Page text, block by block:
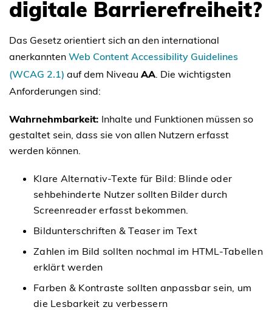
digitale Barrierefreiheit?
Das Gesetz orientiert sich an den international
anerkannten Web Content Accessibility Guidelines
(WCAG 2.1) auf dem Niveau AA . Die wichtigsten
Anforderungen sind:
Wahrnehmbarkeit: Inhalte und Funktionen müssen so
gestaltet sein, dass sie von allen Nutzern erfasst
werden können.
Klare Alternativ-Texte für Bild: Blinde oder
sehbehinderte Nutzer sollten Bilder durch
Screenreader erfasst bekommen.
Bildunterschriften & Teaser im Text
Zahlen im Bild sollten nochmal im HTML-Tabellen
erklärt werden
Farben & Kontraste sollten anpassbar sein, um
die Lesbarkeit zu verbessern